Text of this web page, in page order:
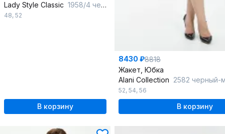
Lady Style Classic 1958/4 черный_с_молочным
48, 52
В корзину
8430 ₽8818
Жакет, Юбка
Alani Collection 2582 черный-
52, 54, 56
В корзину